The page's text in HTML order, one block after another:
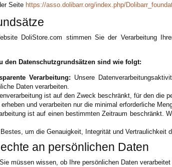
Seite https://asso.dolibarr.org/index.php/
DoliStore.com stimmen Sie der Verarbeitung
den Datenschutzgrundsätzen sind wie folgt:
Verarbeitung: Unsere
Daten verarbeiten.
ist auf den Zweck beschränkt, für den die
erheben und verarbeiten nur die minimal erforderliche
ist auf einen bestimmten Zeitraum beschränkt.
um die Genauigkeit, Integrität und Vertraulichkeit
an persönlichen Daten
Sie müssen wissen, ob Ihre persönlichen Daten